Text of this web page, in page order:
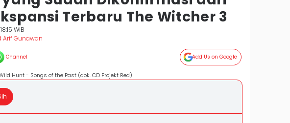
Terbaru The Witcher 3
WIB
Gunawan
Channel Add Us on Google
Hunt - Songs of the Past (dok. CD Projekt Red)